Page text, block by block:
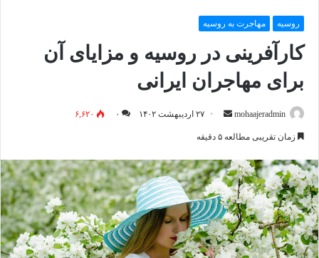
روسیه مهاجرت به روسیه
کارآفرینی در روسیه و مزایای آن
برای مهاجران ایرانی
mohaajeradmin
ا
ل
ب
ه
ا
ی
۲۷ اردیبهشت ۱۴۰۲ ۰ ۶,۶۲۰
زمان تقریبی مطالعه ۵ دقیقه